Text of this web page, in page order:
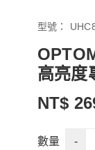
型號：
高亮度
NT$
數量 -